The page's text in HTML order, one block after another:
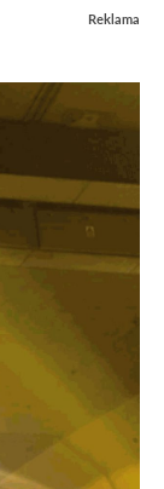
Reklama